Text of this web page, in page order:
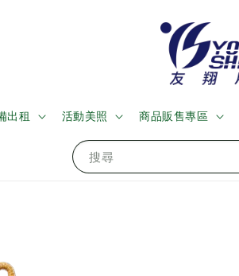
搜尋
出租 活動美照 商品販售專區